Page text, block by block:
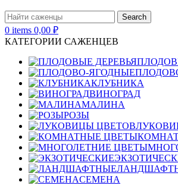
Search
0 items 0,00 ₽
КАТЕГОРИИ САЖЕНЦЕВ
КЛУБНИКА
ВИНОГРАД
МАЛИНА
РОЗЫ
СЕМЕНА